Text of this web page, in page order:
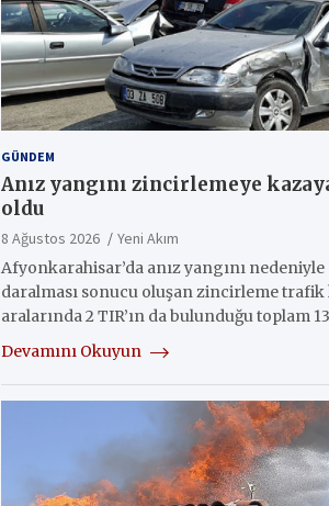
GÜNDEM
Anız yangını zincirlemeye
oldu
8 Ağustos 2026
Yeni Akım
Afyonkarahisar’da anız yangını
daralması sonucu oluşan zincirleme trafik
aralarında 2 TIR’ın da bulunduğu toplam
Devamını Okuyun